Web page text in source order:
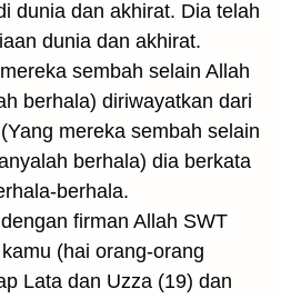
dunia dan akhirat. Dia telah
dunia dan akhirat.
sembah selain Allah
berhala) diriwayatkan dari
mereka sembah selain
berhala) dia berkata
berhala.
firman Allah SWT
(hai orang-orang
Lata dan Uzza (19) dan